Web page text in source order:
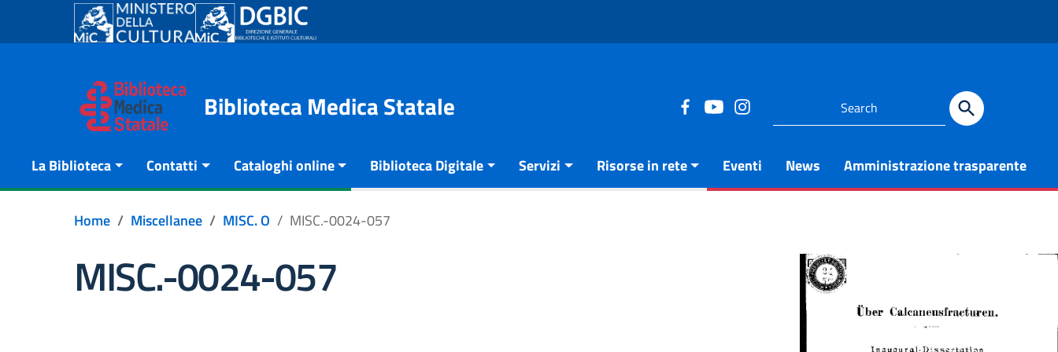
Go to content
Go to the navigation menu
Biblioteca Medica Statale
La Biblioteca Contatti Cataloghi online Biblioteca Digitale Servizi Risorse in rete Eventi News Amministrazione trasparente
Home Miscellanee MISC. O MISC.-0024-057
MISC.-0024-057